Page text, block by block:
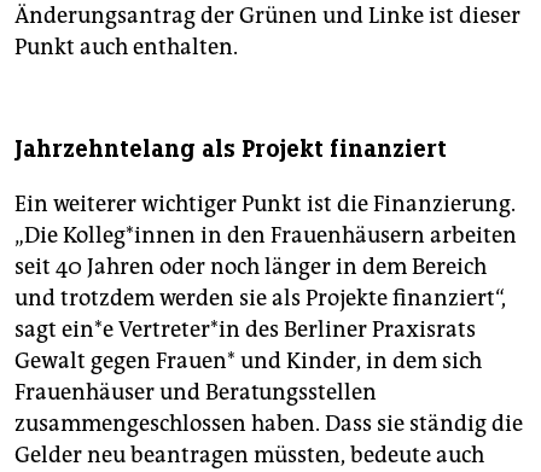
Änderungsantrag der Grünen und Linke ist dieser
Punkt auch enthalten.
Jahrzehntelang als Projekt finanziert
Ein weiterer wichtiger Punkt ist die Finanzierung.
„Die Kol­le­g*in­nen in den Frauenhäusern arbeiten
seit 40 Jahren oder noch länger in dem Bereich
und trotzdem werden sie als Projekte finanziert“,
sagt ein*e Ver­tre­te­r*in des Berliner Praxisrats
Gewalt gegen Frauen* und Kinder, in dem sich
Frauenhäuser und Beratungsstellen
zusammengeschlossen haben. Dass sie ständig die
Gelder neu beantragen müssten, bedeute auch